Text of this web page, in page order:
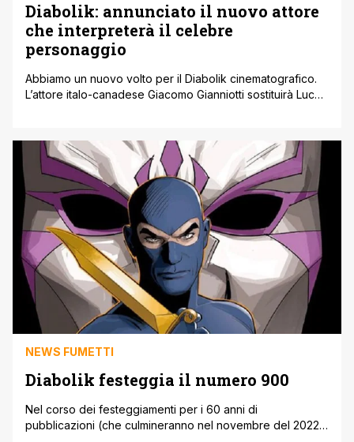
Diabolik: annunciato il nuovo attore
che interpreterà il celebre
personaggio
Abbiamo un nuovo volto per il Diabolik cinematografico.
L’attore italo-canadese Giacomo Gianniotti sostituirà Luca
dei fumetti creato nel 1962 dalle sorelle Angela e Luciana
Giussani, uscito nei cinema italiani lo scorso dicembre.
Classe 1989, Giacomo Gianniotti è conosciuto [']
NEWS FUMETTI
Diabolik festeggia il numero 900
Nel corso dei festeggiamenti per i 60 anni di
pubblicazioni (che culmineranno nel novembre del 2022)